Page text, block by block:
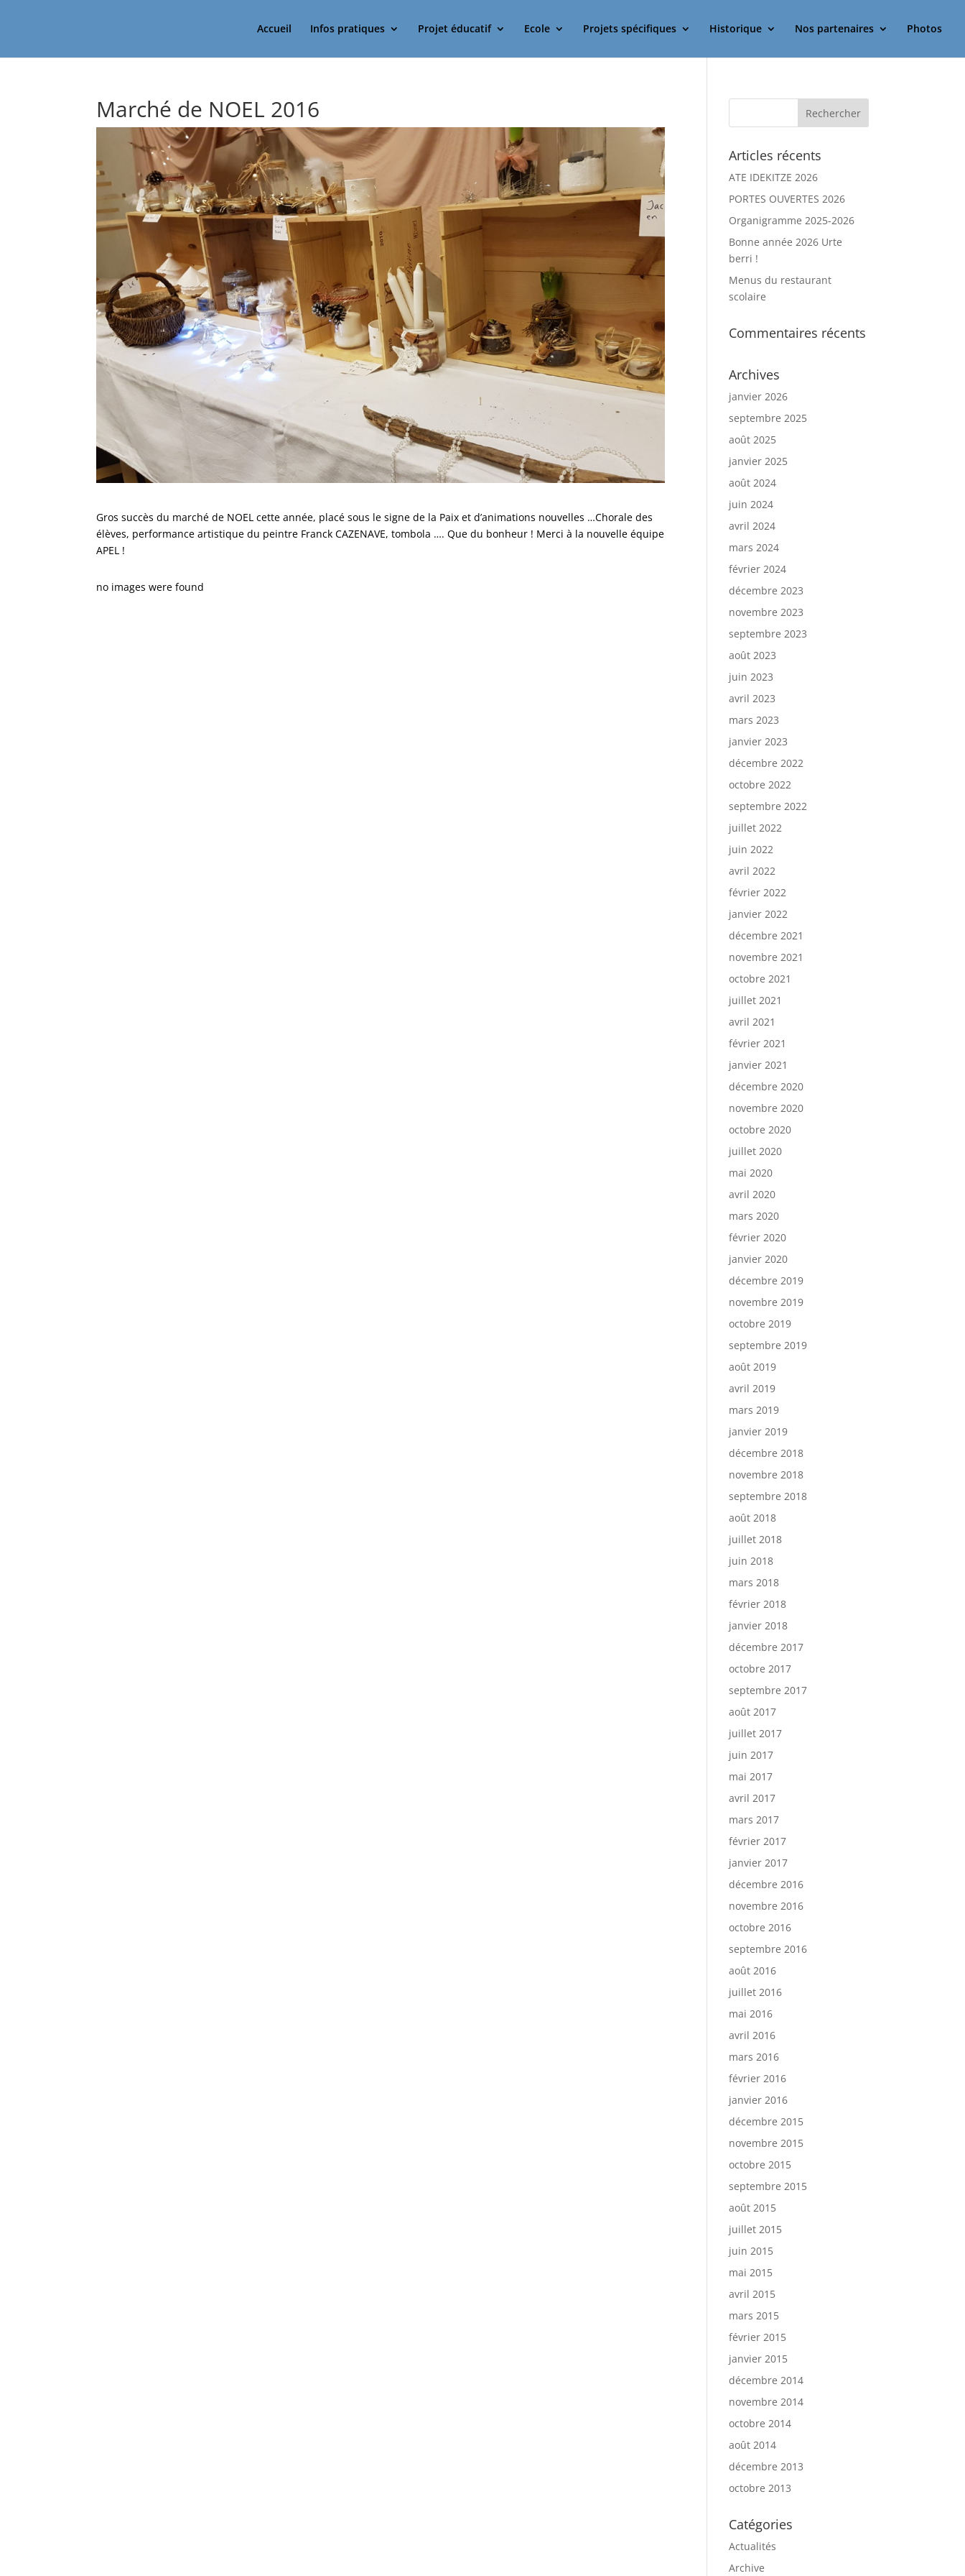
Accueil Infos pratiques Projet éducatif Ecole Projets spécifiques Historique Nos partenaires Photos
Marché de NOEL 2016
Gros succès du marché de NOEL cette année, placé sous le signe de la Paix et d’animations nouvelles …Chorale des
élèves, performance artistique du peintre Franck CAZENAVE, tombola …. Que du bonheur ! Merci à la nouvelle équipe
APEL !
no images were found
Articles récents
ATE IDEKITZE 2026
PORTES OUVERTES 2026
Organigramme 2025-2026
Bonne année 2026 Urte
berri !
Menus du restaurant
scolaire
Commentaires récents
Archives
janvier 2026
septembre 2025
août 2025
janvier 2025
août 2024
juin 2024
avril 2024
mars 2024
février 2024
décembre 2023
novembre 2023
septembre 2023
août 2023
juin 2023
avril 2023
mars 2023
janvier 2023
décembre 2022
octobre 2022
septembre 2022
juillet 2022
juin 2022
avril 2022
février 2022
janvier 2022
décembre 2021
novembre 2021
octobre 2021
juillet 2021
avril 2021
février 2021
janvier 2021
décembre 2020
novembre 2020
octobre 2020
juillet 2020
mai 2020
avril 2020
mars 2020
février 2020
janvier 2020
décembre 2019
novembre 2019
octobre 2019
septembre 2019
août 2019
avril 2019
mars 2019
janvier 2019
décembre 2018
novembre 2018
septembre 2018
août 2018
juillet 2018
juin 2018
mars 2018
février 2018
janvier 2018
décembre 2017
octobre 2017
septembre 2017
août 2017
juillet 2017
juin 2017
mai 2017
avril 2017
mars 2017
février 2017
janvier 2017
décembre 2016
novembre 2016
octobre 2016
septembre 2016
août 2016
juillet 2016
mai 2016
avril 2016
mars 2016
février 2016
janvier 2016
décembre 2015
novembre 2015
octobre 2015
septembre 2015
août 2015
juillet 2015
juin 2015
mai 2015
avril 2015
mars 2015
février 2015
janvier 2015
décembre 2014
novembre 2014
octobre 2014
août 2014
décembre 2013
octobre 2013
Catégories
Actualités
Archive